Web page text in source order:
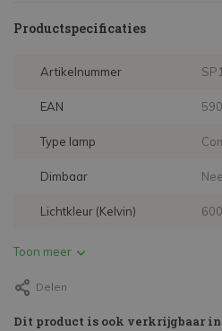
Productspecificaties
Artikelnummer
EAN
Type lamp
Dimbaar Nee
Lichtkleur (Kelvin)
Toon meer
Delen
Dit product is ook verkrijgbaar